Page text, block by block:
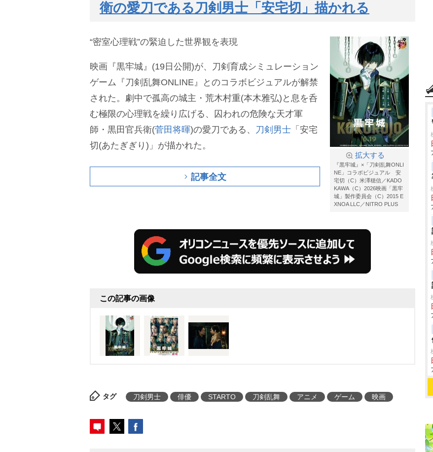
衛の愛刀である刀剣男士「安宅切」描かれる
拡大する
『黒牢城』×「刀剣乱舞ONLI
NE」コラボビジュアル 安
宅切（C）米澤穂信／KADO
KAWA（C）2026映画「黒牢
城」製作委員会（C）2015 E
XNOA LLC／NITRO PLUS
“密室心理戦”の緊迫した世界観を表現
映画『黒牢城』(19日公開)が、刀剣育成シミュレーション
ゲーム『刀剣乱舞ONLINE』とのコラボビジュアルが解禁
された。劇中で孤高の城主・荒木村重(本木雅弘)と息を呑
む極限の心理戦を繰り広げる、囚われの危険な天才軍
師・黒田官兵衛(菅田将暉)の愛刀である、 刀剣男士 「安宅
切(あたぎぎり)」が描かれた。
記事全文
この記事の画像
タグ 刀剣男士 俳優 STARTO 刀剣乱舞 アニメ ゲーム 映画